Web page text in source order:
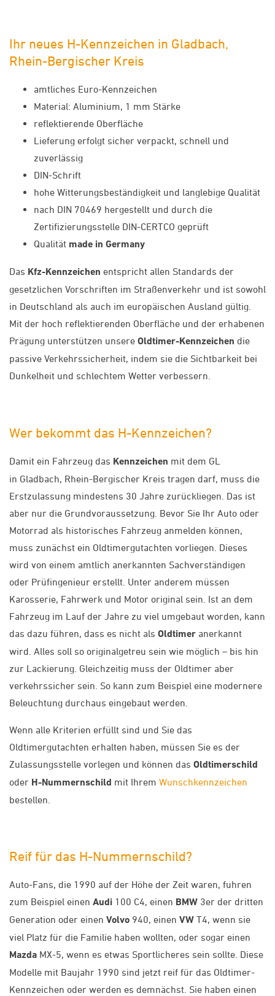
Ihr neues H-Kennzeichen in Gladbach,
Rhein-Bergischer Kreis
amtliches Euro-Kennzeichen
Material: Aluminium, 1 mm Stärke
reflektierende Oberfläche
Lieferung erfolgt sicher verpackt, schnell und
zuverlässig
DIN-Schrift
hohe Witterungsbeständigkeit und langlebige Qualität
nach DIN 70469 hergestellt und durch die
Zertifizierungsstelle DIN-CERTCO geprüft
Qualität made in Germany
Das Kfz-Kennzeichen entspricht allen Standards der
gesetzlichen Vorschriften im Straßenverkehr und ist sowohl
in Deutschland als auch im europäischen Ausland gültig.
Mit der hoch reflektierenden Oberfläche und der erhabenen
Prägung unterstützen unsere Oldtimer-Kennzeichen die
passive Verkehrssicherheit, indem sie die Sichtbarkeit bei
Dunkelheit und schlechtem Wetter verbessern.
Wer bekommt das H-Kennzeichen?
Damit ein Fahrzeug das Kennzeichen mit dem GL
in Gladbach, Rhein-Bergischer Kreis tragen darf, muss die
Erstzulassung mindestens 30 Jahre zurückliegen. Das ist
aber nur die Grundvoraussetzung. Bevor Sie Ihr Auto oder
Motorrad als historisches Fahrzeug anmelden können,
muss zunächst ein Oldtimergutachten vorliegen. Dieses
wird von einem amtlich anerkannten Sachverständigen
oder Prüfingenieur erstellt. Unter anderem müssen
Karosserie, Fahrwerk und Motor original sein. Ist an dem
Fahrzeug im Lauf der Jahre zu viel umgebaut worden, kann
das dazu führen, dass es nicht als Oldtimer anerkannt
wird. Alles soll so originalgetreu sein wie möglich – bis hin
zur Lackierung. Gleichzeitig muss der Oldtimer aber
verkehrssicher sein. So kann zum Beispiel eine modernere
Beleuchtung durchaus eingebaut werden.
Wenn alle Kriterien erfüllt sind und Sie das
Oldtimergutachten erhalten haben, müssen Sie es der
Zulassungsstelle vorlegen und können das Oldtimerschild
oder H-Nummernschild mit Ihrem Wunschkennzeichen
bestellen.
Reif für das H-Nummernschild?
Auto-Fans, die 1990 auf der Höhe der Zeit waren, fuhren
zum Beispiel einen Audi 100 C4, einen BMW 3er der dritten
Generation oder einen Volvo 940, einen VW T4, wenn sie
viel Platz für die Familie haben wollten, oder sogar einen
Mazda MX-5, wenn es etwas Sportlicheres sein sollte. Diese
Modelle mit Baujahr 1990 sind jetzt reif für das Oldtimer-
Kennzeichen oder werden es demnächst. Sie haben einen